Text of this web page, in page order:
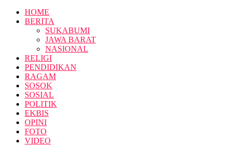
HOME
BERITA
SUKABUMI
JAWA BARAT
NASIONAL
RELIGI
PENDIDIKAN
RAGAM
SOSOK
SOSIAL
POLITIK
EKBIS
OPINI
FOTO
VIDEO